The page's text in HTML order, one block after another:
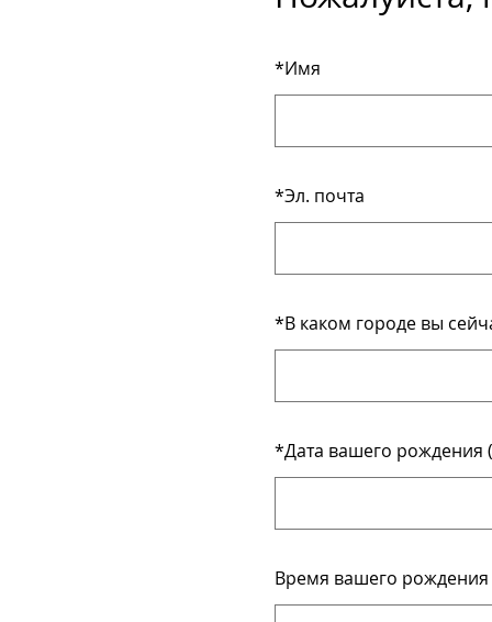
*Имя
*Эл. почта
*В каком городе вы
*Дата вашего рождения
Время вашего рождения